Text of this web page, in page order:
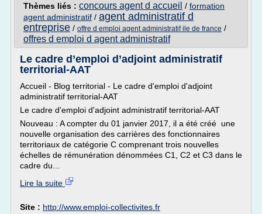
Thèmes liés : concours agent d accueil / formation
agent administratif / agent administratif d
entreprise / offre d emploi agent administratif ile de france /
offres d emploi d agent administratif
Le cadre d’emploi d’adjoint administratif
territorial-AAT
Accueil - Blog territorial - Le cadre d'emploi d'adjoint
administratif territorial-AAT
Le cadre d'emploi d'adjoint administratif territorial-AAT
Nouveau : A compter du 01 janvier 2017, il a été créé une
nouvelle organisation des carrières des fonctionnaires
territoriaux de catégorie C comprenant trois nouvelles
échelles de rémunération dénommées C1, C2 et C3 dans le
cadre du...
Lire la suite
Site : http://www.emploi-collectivites.fr